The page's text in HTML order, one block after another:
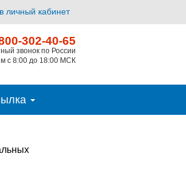
личный кабинет
302-40-65
звонок по России
с 8:00 до 18:00 МСК